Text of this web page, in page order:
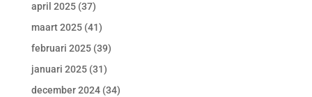
april 2025(37)
maart 2025(41)
februari 2025(39)
januari 2025(31)
december 2024(34)